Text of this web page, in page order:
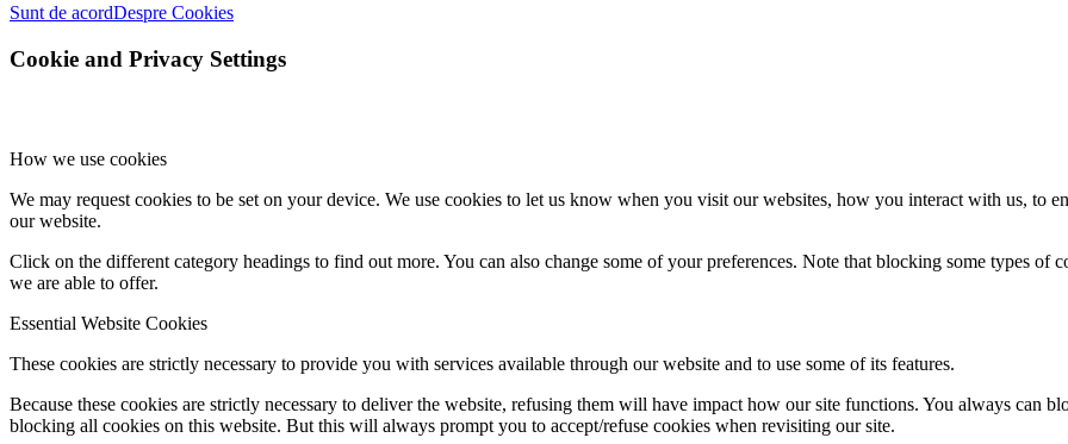
Sunt de acordDespre Cookies
Cookie and Privacy Settings
How we use cookies
We may request cookies to be set on your device. We use cookies to let us know when you visit our websites, how you interact with us, to
our website.
Click on the different category headings to find out more. You can also change some of your preferences. Note that blocking some types of
we are able to offer.
Essential Website Cookies
These cookies are strictly necessary to provide you with services available through our website and to use some of its features.
Because these cookies are strictly necessary to deliver the website, refusing them will have impact how our site functions. You always can
blocking all cookies on this website. But this will always prompt you to accept/refuse cookies when revisiting our site.